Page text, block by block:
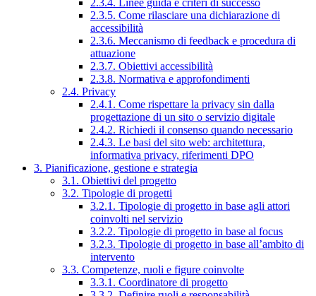
2.3.4. Linee guida e criteri di successo
2.3.5. Come rilasciare una dichiarazione di
accessibilità
2.3.6. Meccanismo di feedback e procedura di
attuazione
2.3.7. Obiettivi accessibilità
2.3.8. Normativa e approfondimenti
2.4. Privacy
2.4.1. Come rispettare la privacy sin dalla
progettazione di un sito o servizio digitale
2.4.2. Richiedi il consenso quando necessario
2.4.3. Le basi del sito web: architettura,
informativa privacy, riferimenti DPO
3. Pianificazione, gestione e strategia
3.1. Obiettivi del progetto
3.2. Tipologie di progetti
3.2.1. Tipologie di progetto in base agli attori
coinvolti nel servizio
3.2.2. Tipologie di progetto in base al focus
3.2.3. Tipologie di progetto in base all’ambito di
intervento
3.3. Competenze, ruoli e figure coinvolte
3.3.1. Coordinatore di progetto